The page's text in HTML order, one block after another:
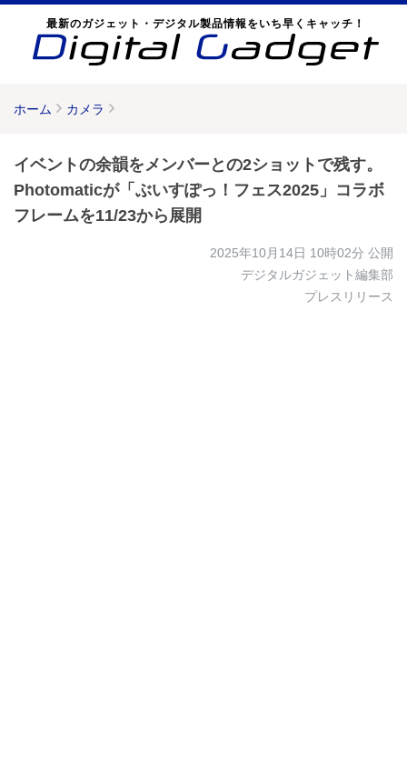
最新のガジェット・デジタル製品情報をいち早くキャッチ！
ホーム カメラ
イベントの余韻をメンバーとの2ショットで残す。
Photomaticが「ぶいすぽっ！フェス2025」コラボ
フレームを11/23から展開
2025年10月14日 10時02分 公開
デジタルガジェット編集部
プレスリリース